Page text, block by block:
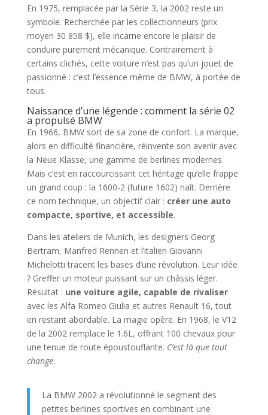
En 1975, remplacée par la Série 3, la 2002 reste un
symbole. Recherchée par les collectionneurs (prix
moyen 30 858 $), elle incarne encore le plaisir de
conduire purement mécanique. Contrairement à
certains clichés, cette voiture n’est pas qu’un jouet de
passionné : c’est l’essence même de BMW, à portée de
tous.
Naissance d’une légende : comment la série 02
a propulsé BMW
En 1966, BMW sort de sa zone de confort. La marque,
alors en difficulté financière, réinvente son avenir avec
la Neue Klasse, une gamme de berlines modernes.
Mais c’est en raccourcissant cet héritage qu’elle frappe
un grand coup : la 1600-2 (future 1602) naît. Derrière
ce nom technique, un objectif clair : créer une auto
compacte, sportive, et accessible.
Dans les ateliers de Munich, les designers Georg
Bertram, Manfred Rennen et l’italien Giovanni
Michelotti tracent les bases d’une révolution. Leur idée
? Greffer un moteur puissant sur un châssis léger.
Résultat : une voiture agile, capable de rivaliser
avec les Alfa Romeo Giulia et autres Renault 16, tout
en restant abordable. La magie opère. En 1968, le V12
de la 2002 remplace le 1.6L, offrant 100 chevaux pour
une tenue de route époustouflante. C’est là que tout
change.
La BMW 2002 a révolutionné le segment des
petites berlines sportives en combinant une